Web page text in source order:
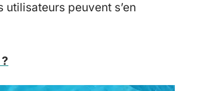
peuvent s’en